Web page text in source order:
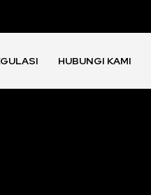
HUBUNGI KAMI